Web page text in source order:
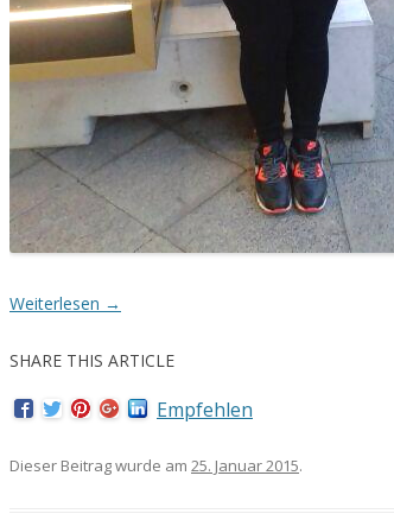
Weiterlesen →
SHARE THIS ARTICLE
Empfehlen
Dieser Beitrag wurde am 25. Januar 2015.